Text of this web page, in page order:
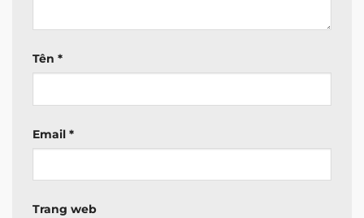
Tên *
Email *
Trang web